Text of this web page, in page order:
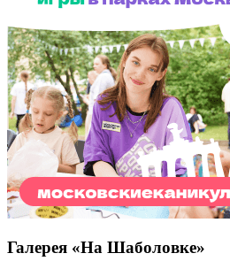
Галерея «На Шаболовке»